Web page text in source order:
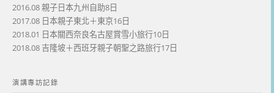
2016.08 親子日本九州自助8日
2017.08 日本親子東北＋東京16日
2018.01 日本關西奈良名古屋賞雪小旅行10日
2018.08 吉隆坡＋西班牙親子朝聖之路旅行17日
演講專訪記錄